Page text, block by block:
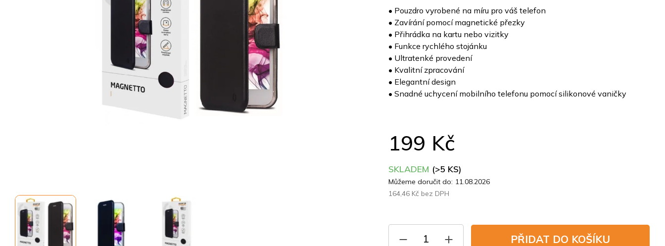
produktu
0,0
z
5
hvězdiček.
199 Kč
SKLADEM (>5 KS)
Můžeme doručit do: 11.08.2026
164,46 Kč bez DPH
PŘIDAT DO KOŠÍKU
• Pouzdro vyrobené na míru pro váš telefon
• Zavírání pomocí magnetické přezky
• Přihrádka na kartu nebo vizitky
• Funkce rychlého stojánku
• Ultratenké provedení
• Kvalitní zpracování
• Elegantní design
• Snadné uchycení mobilního telefonu pomocí silikonové vaničky